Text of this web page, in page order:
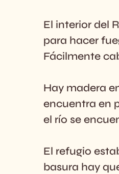
El interior del
para hacer
Fácilmente
Hay madera
encuentra en
el río se
El refugio
basura hay